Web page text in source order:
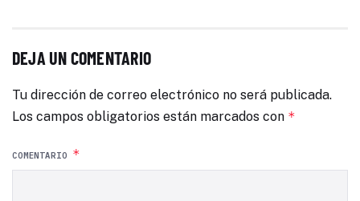
DEJA UN COMENTARIO
Tu dirección de correo electrónico no será publicada.
Los campos obligatorios están marcados con *
COMENTARIO *